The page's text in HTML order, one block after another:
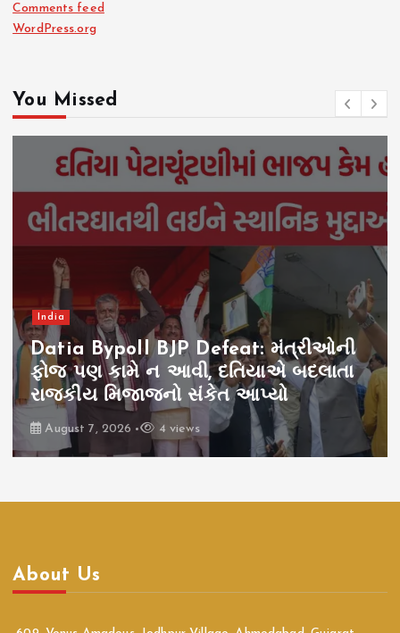
Comments feed
WordPress.org
You Missed
Gujarat Gujarat Report Special
Babarkot Mining Controversy:
સિંહની જમીન છીનવી, બાબરકોટ વિવાદ,
સિમેન્ટ કંપનીના શરણે સરકાર
August 7, 2026 9 views
About Us